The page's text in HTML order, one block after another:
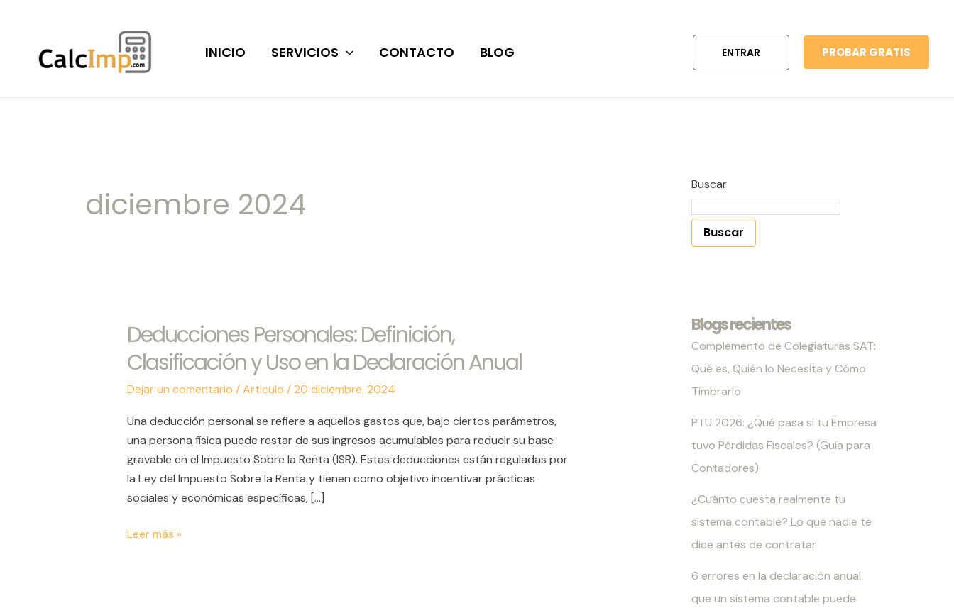
contenido
INICIO SERVICIOS CONTACTO BLOG ENTRAR PROBAR GRATIS
diciembre 2024
Deducciones Personales: Definición,
Clasificación y Uso en la Declaración Anual
Dejar un comentario /Articulo /20 diciembre, 2024
Una deducción personal se refiere a aquellos gastos que, bajo ciertos parámetros,
una persona física puede restar de sus ingresos acumulables para reducir su base
gravable en el Impuesto Sobre la Renta (ISR). Estas deducciones están reguladas por
la Ley del Impuesto Sobre la Renta y tienen como objetivo incentivar prácticas
sociales y económicas específicas, […]
Deducciones
Personales:
Definición,
Clasificación
Uso
en
la
Declaración
Anual
Leer más »
Buscar
Buscar
Blogs recientes
Complemento de Colegiaturas SAT:
Qué es, Quién lo Necesita y Cómo
Timbrarlo
PTU 2026: ¿Qué pasa si tu Empresa
tuvo Pérdidas Fiscales? (Guía para
Contadores)
¿Cuánto cuesta realmente tu
sistema contable? Lo que nadie te
dice antes de contratar
6 errores en la declaración anual
que un sistema contable puede